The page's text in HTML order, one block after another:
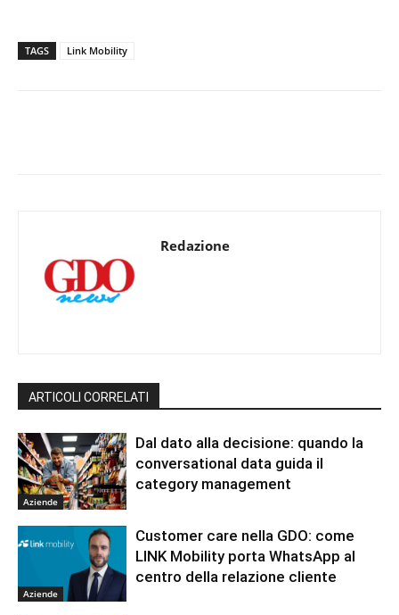
TAGS Link Mobility
Redazione
ARTICOLI CORRELATI
Aziende
Dal dato alla decisione: quando la
conversational data guida il
category management
Aziende
Customer care nella GDO: come
LINK Mobility porta WhatsApp al
centro della relazione cliente